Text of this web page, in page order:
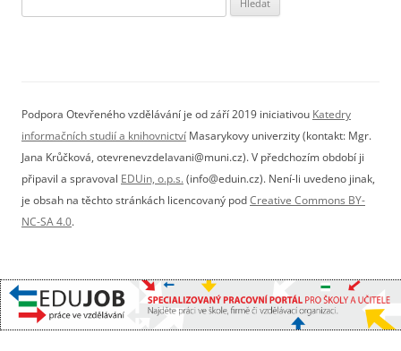
Podpora Otevřeného vzdělávání je od září 2019 iniciativou Katedry
informačních studií a knihovnictví Masarykovy univerzity (kontakt: Mgr.
Jana Krůčková, otevrenevzdelavani@muni.cz). V předchozím období ji
připavil a spravoval EDUin, o.p.s. (info@eduin.cz). Není-li uvedeno jinak,
je obsah na těchto stránkách licencovaný podCreative Commons BY-
NC-SA 4.0.